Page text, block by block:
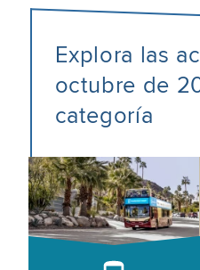
Explora las
octubre de
categoría